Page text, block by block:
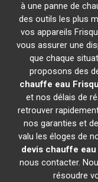
à une panne de
des outils les plus
vos appareils
vous assurer une
que chaque
proposons des
chauffe eau
et nos délais de
retrouver
nos garanties et
valu les éloges de
devis chauffe
nous contacter.
résoudre